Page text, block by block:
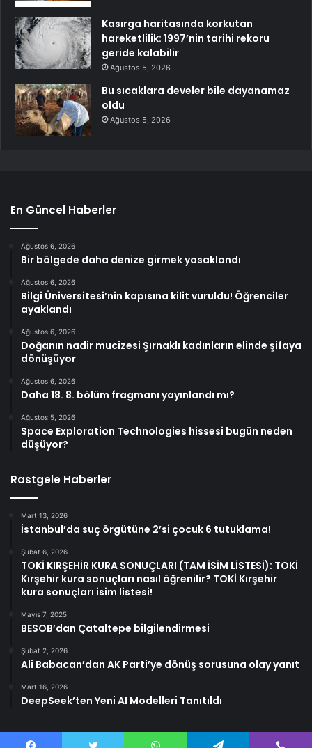
Kasırga haritasında korkutan
hareketlilik: 1997’nin tarihi rekoru
geride kalabilir
Ağustos 5, 2026
Bu sıcaklara develer bile dayanamaz
oldu
Ağustos 5, 2026
En Güncel Haberler
Ağustos 6, 2026
Bir bölgede daha denize girmek yasaklandı
Ağustos 6, 2026
Bilgi Üniversitesi’nin kapısına kilit vuruldu! Öğrenciler
ayaklandı
Ağustos 6, 2026
Doğanın nadir mucizesi Şırnaklı kadınların elinde şifaya
dönüşüyor
Ağustos 6, 2026
Daha 18. 8. bölüm fragmanı yayınlandı mı?
Ağustos 5, 2026
Space Exploration Technologies hissesi bugün neden
düşüyor?
Rastgele Haberler
Mart 13, 2026
İstanbul’da suç örgütüne 2’si çocuk 6 tutuklama!
Şubat 6, 2026
TOKİ KIRŞEHİR KURA SONUÇLARI (TAM İSİM LİSTESİ): TOKİ
Kırşehir kura sonuçları nasıl öğrenilir? TOKİ Kırşehir
kura sonuçları isim listesi!
Mayıs 7, 2025
BESOB’dan Çataltepe bilgilendirmesi
Şubat 2, 2026
Ali Babacan’dan AK Parti’ye dönüş sorusuna olay yanıt
Mart 16, 2026
DeepSeek’ten Yeni AI Modelleri Tanıtıldı